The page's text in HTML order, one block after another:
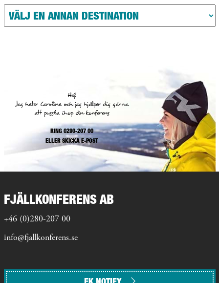
Hej!
Jag heter Caroline och jag hjälper dig gärna
att pussla ihop din konferens
RING 0280-207 00
ELLERSKICKA E-POST
FJÄLLKONFERENS AB
+46 (0)280-207 00
info@fjallkonferens.se